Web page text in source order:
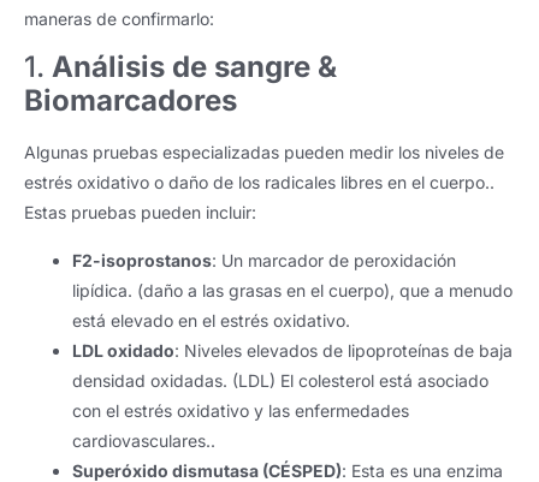
maneras de confirmarlo:
1. Análisis de sangre &
Biomarcadores
Algunas pruebas especializadas pueden medir los niveles de
estrés oxidativo o daño de los radicales libres en el cuerpo..
Estas pruebas pueden incluir:
F2-isoprostanos: Un marcador de peroxidación
lipídica. (daño a las grasas en el cuerpo), que a menudo
está elevado en el estrés oxidativo.
LDL oxidado: Niveles elevados de lipoproteínas de baja
densidad oxidadas. (LDL) El colesterol está asociado
con el estrés oxidativo y las enfermedades
cardiovasculares..
Superóxido dismutasa (CÉSPED): Esta es una enzima